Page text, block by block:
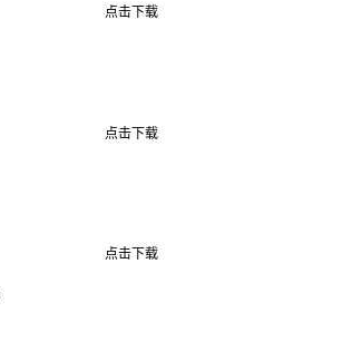
点击下载
点击下载
点击下载